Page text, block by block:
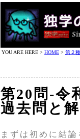
YOU ARE HERE > HOME > 第２
第20問‐令
過去問と
まずは初めに結